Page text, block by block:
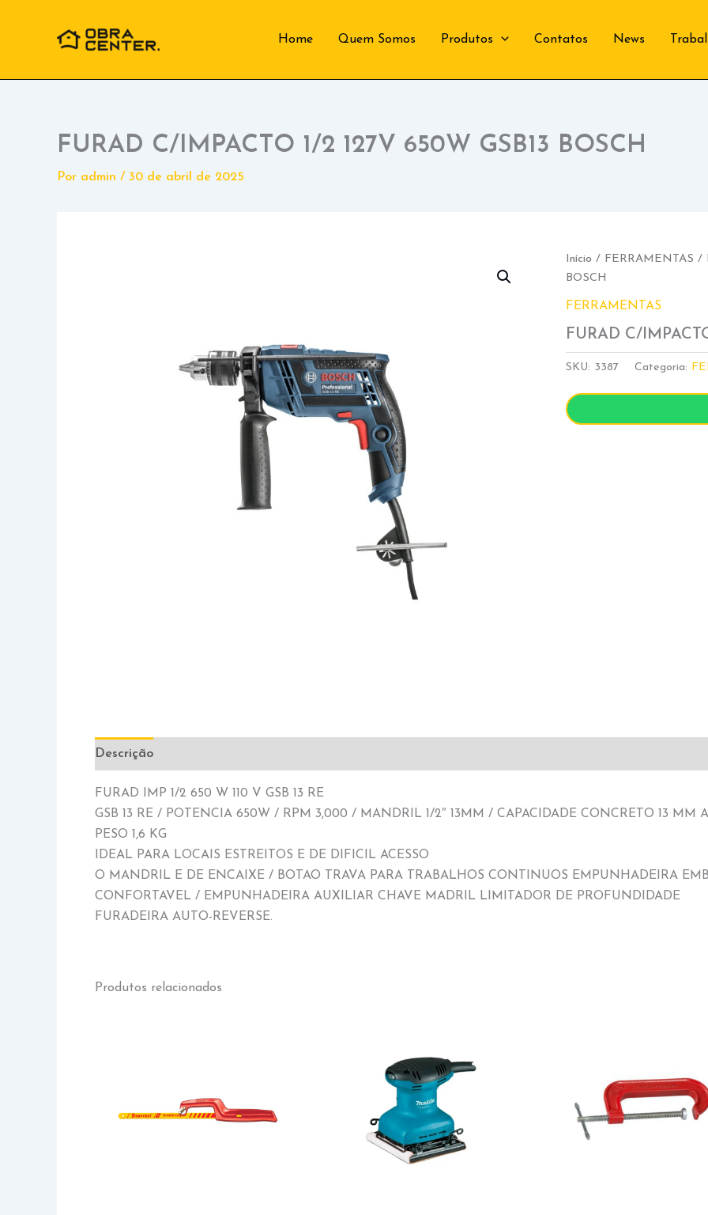
Home Quem Somos Produtos Contatos News
FURAD C/IMPACTO 1/2 127V 650W GSB13 BOSCH
Por admin / 30 de abril de 2025
Início / FERRAMENTAS /
BOSCH
FERRAMENTAS
FURAD C/
SKU: 3387 Categoria:
Descrição
FURAD IMP 1/2 650 W 110 V GSB 13 RE
GSB 13 RE / POTENCIA 650W / RPM 3,000 / MANDRIL 1/2″ 13MM / CAPACIDADE CONCRETO 13
PESO 1,6 KG
IDEAL PARA LOCAIS ESTREITOS E DE DIFICIL ACESSO
O MANDRIL E DE ENCAIXE / BOTAO TRAVA PARA TRABALHOS CONTINUOS EMPUNHADEIRA
CONFORTAVEL / EMPUNHADEIRA AUXILIAR CHAVE MADRIL LIMITADOR DE PROFUNDIDADE
FURADEIRA AUTO-REVERSE.
Produtos relacionados